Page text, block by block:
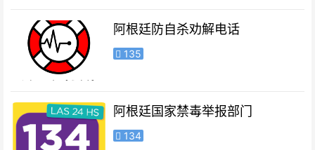
阿根廷防自杀劝解电话
135
阿根廷国家禁毒举报部门
134